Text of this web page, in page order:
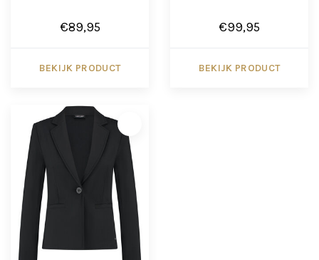
€89,95
BEKIJK PRODUCT
€99,95
BEKIJK PRODUCT